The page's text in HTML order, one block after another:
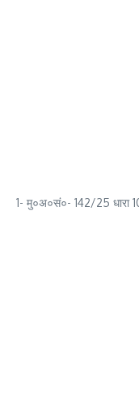
1- मु०अ०सं०- 142/25 धारा